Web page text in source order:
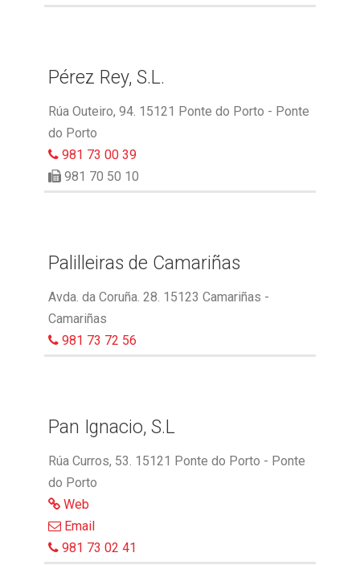
Pérez Rey, S.L.
Rúa Outeiro, 94. 15121 Ponte do Porto - Ponte
do Porto
981 73 00 39
981 70 50 10
Palilleiras de Camariñas
Avda. da Coruña. 28. 15123 Camariñas -
Camariñas
981 73 72 56
Pan Ignacio, S.L
Rúa Curros, 53. 15121 Ponte do Porto - Ponte
do Porto
Web
Email
981 73 02 41